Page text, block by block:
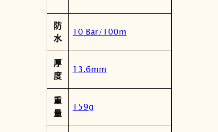
M
0
K
數
量
防
水
10 Bar/100m
厚
度
13.6mm
重
量
159g